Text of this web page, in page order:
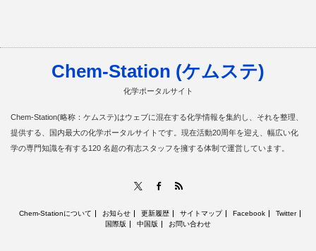
Chem-Station (ケムステ)
化学ポータルサイト
Chem-Station(略称：ケムステ)はウェブに混在する化学情報を集約し、それを整理、
提供する、国内最大の化学ポータルサイトです。現在活動20周年を迎え、幅広い化
学の専門知識を有する120 名超の有志スタッフを擁する体制で運営しています。
Facebook
Chem-Stationについて お知らせ 更新履歴 サイトマップ Facebook
Twitter
国際版
中国版 お問い合わせ